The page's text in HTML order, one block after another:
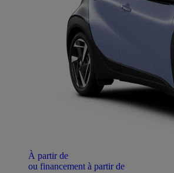
À partir de
ou financement à partir de